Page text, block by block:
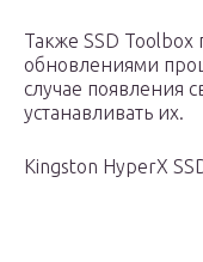
Также SSD Toolbox
обновлениями
случае появления
устанавливать их.
Kingston HyperX